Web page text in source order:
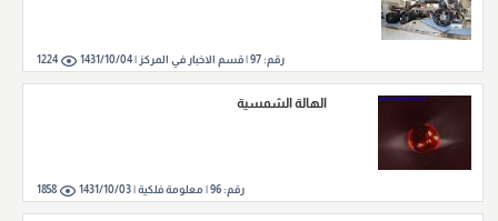
رقم:97
|قسم الاخبار في المركز |1431/10/04
1224
الهالة الشمسية
رقم:96
| معلومة فلكية |1431/10/03
1858